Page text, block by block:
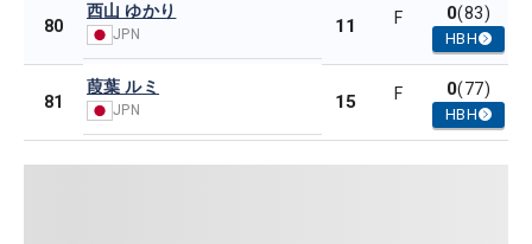
80
西山 ゆかり
JPN 11 F 0(83)
HBH
81
葭葉 ルミ
JPN 15 F 0(77)
HBH